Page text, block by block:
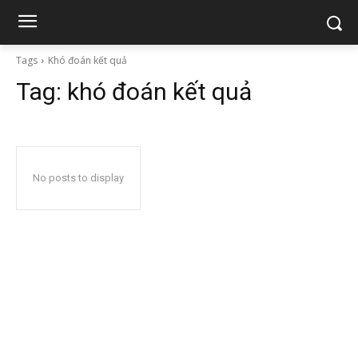
Tags Khó đoán kết quả
Tag: khó đoán kết quả
No posts to display